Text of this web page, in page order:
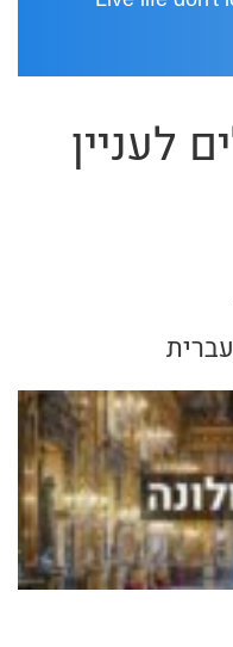
לעניין